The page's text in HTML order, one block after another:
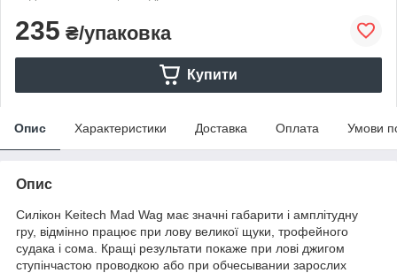
235 ₴/упаковка
Купити
Опис Характеристики Доставка Оплата Умови
Опис
Силікон Keitech Mad Wag має значні габарити і амплітудну
гру, відмінно працює при лову великої щуки, трофейного
судака і сома. Кращі результати покаже при лові джигом
ступінчастою проводкою або при обчесывании зарослих